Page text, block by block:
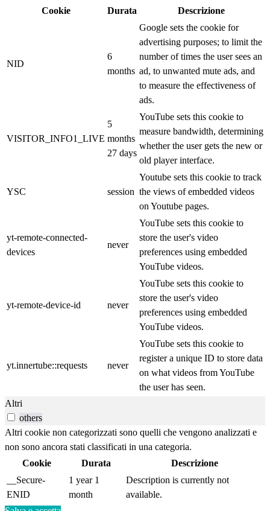
Cookie
Durata Descrizione
NID
6
months
Google sets the cookie for
advertising purposes; to limit the
number of times the user sees an
ad, to unwanted mute ads, and
to measure the effectiveness of
ads.
VISITOR_INFO1_LIVE
5
months
27 days
YouTube sets this cookie to
measure bandwidth, determining
whether the user gets the new or
old player interface.
YSC session
Youtube sets this cookie to track
the views of embedded videos
on Youtube pages.
yt-remote-connected-
devices
never
YouTube sets this cookie to
store the user's video
preferences using embedded
YouTube videos.
yt-remote-device-id never
YouTube sets this cookie to
store the user's video
preferences using embedded
YouTube videos.
yt.innertube::requests never
YouTube sets this cookie to
register a unique ID to store data
on what videos from YouTube
the user has seen.
Altri
others
Altri cookie non categorizzati sono quelli che vengono analizzati e
non sono ancora stati classificati in una categoria.
Cookie
Durata
Descrizione
__Secure-
ENID
1 year 1
month
Description is currently not
available.